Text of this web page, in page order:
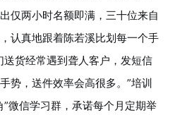
仅两小时名额即满，三十位来自
认真地跟着陈若溪比划每一个手
货经常遇到聋人客户，发短信
势，送件效率会高很多。”培训
微信学习群，承诺每个月定期举